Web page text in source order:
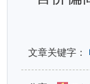
文章关键字：